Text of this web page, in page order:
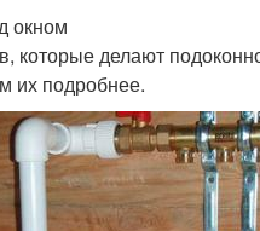
окном
которые делают
их подробнее.